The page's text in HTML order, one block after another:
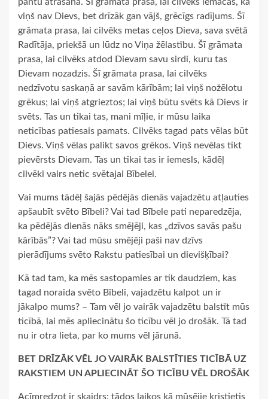
pantu atrašana. Šī grāmata prasa, lai cilvēks iemācās, ka
viņš nav Dievs, bet drīzāk gan vājš, grēcīgs radījums. Šī
grāmata prasa, lai cilvēks metas ceļos Dieva, sava svētā
Radītāja, priekšā un lūdz no Viņa žēlastību. Šī grāmata
prasa, lai cilvēks atdod Dievam savu sirdi, kuru tas
Dievam nozadzis. Šī grāmata prasa, lai cilvēks
nedzīvotu saskaņā ar savām kārībām; lai viņš nožēlotu
grēkus; lai viņš atgrieztos; lai viņš būtu svēts kā Dievs ir
svēts. Tas un tikai tas, mani mīļie, ir mūsu laika
neticības patiesais pamats. Cilvēks tagad pats vēlas būt
Dievs. Viņš vēlas palikt savos grēkos. Viņš nevēlas tikt
pievērsts Dievam. Tas un tikai tas ir iemesls, kādēļ
cilvēki vairs netic svētajai Bībelei.
Vai mums tādēļ šajās pēdējās dienās vajadzētu atļauties
apšaubīt svēto Bībeli? Vai tad Bībele pati neparedzēja,
ka pēdējās dienās nāks smējēji, kas „dzīvos savās pašu
kārībās”? Vai tad mūsu smējēji paši nav dzīvs
pierādījums svēto Rakstu patiesībai un dievišķībai?
Kā tad tam, ka mēs sastopamies ar tik daudziem, kas
tagad noraida svēto Bībeli, vajadzētu kalpot un ir
jākalpo mums? – Tam vēl jo vairāk vajadzētu balstīt mūs
ticībā, lai mēs apliecinātu šo ticību vēl jo drošāk. Tā tad
nu ir otra lieta, par ko mums vēl jārunā.
BET DRĪZĀK VĒL JO VAIRĀK BALSTĪTIES TICĪBĀ UZ
RAKSTIEM UN APLIECINĀT ŠO TICĪBU VĒL DROŠĀK
Acīmredzot ir skaidrs: tādos laikos kā mūsējie kristietis